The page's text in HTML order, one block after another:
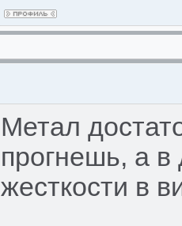
Метал
прогнешь, а в
жесткости в